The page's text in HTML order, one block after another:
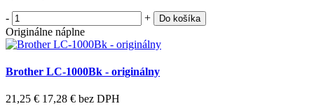
- + Do košíka
Originálne náplne
Brother LC-1000Bk - originálny
21,25 € 17,28 € bez DPH